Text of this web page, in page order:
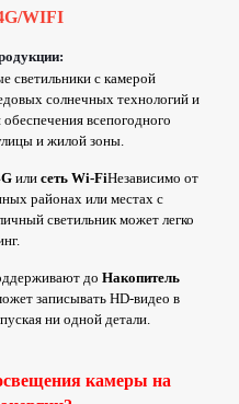
WIFI
светильники с камерой
солнечных технологий и
обеспечения всепогодного
и жилой зоны.
или сеть Wi-FiНезависимо от
районах или местах с
светильник может легко
до Накопитель
записывать HD-видео в
ни одной детали.
камеры на